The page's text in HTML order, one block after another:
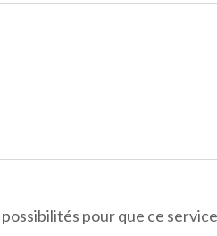
pour que ce